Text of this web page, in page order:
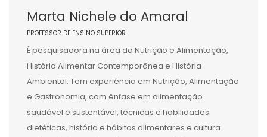
Marta Nichele do Amaral
PROFESSOR DE ENSINO SUPERIOR
É pesquisadora na área da Nutrição e Alimentação,
História Alimentar Contemporânea e História
Ambiental. Tem experiência em Nutrição, Alimentação
e Gastronomia, com ênfase em alimentação
saudável e sustentável, técnicas e habilidades
dietéticas, história e hábitos alimentares e cultura